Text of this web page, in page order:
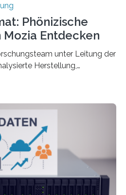
Phönizische
Mozia Entdecken
unter Leitung der
Herstellung,
Mozia, vor der Küste
der Antike und die zentrale
Identitätsbildung, die
den interkulturellen Austausch
Zum ersten Mal hat
eine umfassende
Technologie und Inhalte von
aus der phönizischen